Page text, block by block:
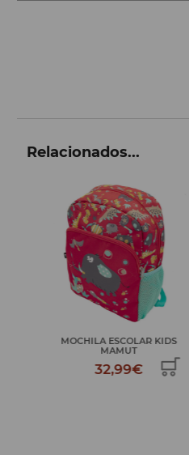
Relacionados...
MOCHILA ESCOLAR KIDS
MAMUT
32,99€